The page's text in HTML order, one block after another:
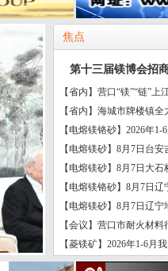
焦点
第十三届镁博会招
【省内】营口“镁”“链”
【省内】海城市牌楼镇
【电熔镁铬砂】2026年
【电熔镁砂】8月7日台
【电熔镁砂】8月7日大
【电熔镁铬砂】8月7日
【电熔镁砂】8月7日辽
【会议】营口市耐火材
【菱镁矿】2026年1-6月